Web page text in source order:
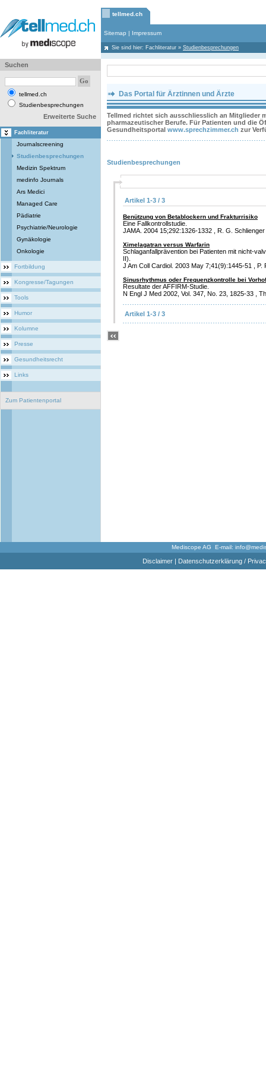
tellmed.ch
Sitemap | Impressum
Sie sind hier: Fachliteratur » Studienbesprechungen
Suchen
tellmed.ch
Studienbesprechungen
Erweiterte Suche
Fachliteratur
Journalscreening
Studienbesprechungen
Medizin Spektrum
medinfo Journals
Ars Medici
Managed Care
Pädiatrie
Psychiatrie/Neurologie
Gynäkologie
Onkologie
Fortbildung
Kongresse/Tagungen
Tools
Humor
Kolumne
Presse
Gesundheitsrecht
Links
Zum Patientenportal
Das Portal für Ärztinnen und Ärzte
Tellmed richtet sich ausschliesslich an Mitglieder
pharmazeutischer Berufe. Für Patienten und die
Gesundheitsportal www.sprechzimmer.ch zur
Studienbesprechungen
Artikel 1-3 / 3
Benützung von Betablockern und Frakturrisiko
Eine Fallkontrollstudie.
JAMA. 2004 15;292:1326-1332 , R. G. Schlienger
Ximelagatran versus Warfarin
Schlaganfallprävention bei Patienten mit nicht-
II).
J Am Coll Cardiol. 2003 May 7;41(9):1445-51 , P.
Sinusrhythmus oder Frequenzkontrolle bei
Resultate der AFFIRM-Studie.
N Engl J Med 2002, Vol. 347, No. 23, 1825-33 ,
Artikel 1-3 / 3
Mediscope AG E-mail:
Disclaimer| Datenschutzerklärung /